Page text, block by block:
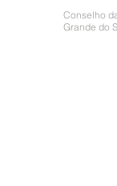
Conselho
Grande do